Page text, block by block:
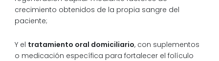
crecimiento obtenidos de la propia sangre del
paciente;
Y el tratamiento oral domiciliario, con suplementos
o medicación específica para fortalecer el folículo